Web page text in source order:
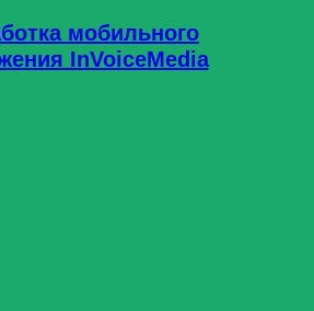
мобильного
InVoiceMedia